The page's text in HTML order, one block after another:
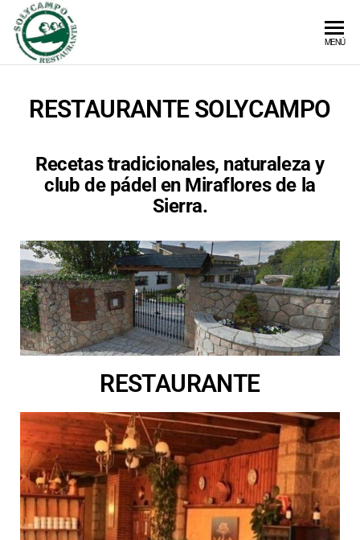
de la Sierra
MENÚ
RESTAURANTE SOLYCAMPO
Recetas tradicionales, naturaleza y
club de pádel en Miraflores de la
Sierra.
RESTAURANTE